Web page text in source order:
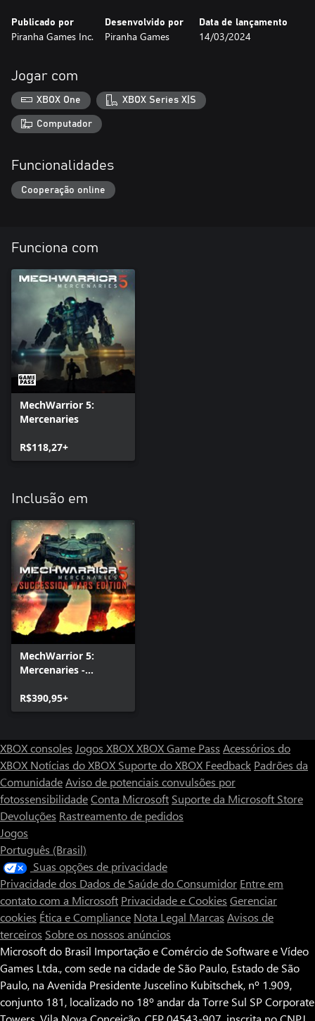
Publicado por
Piranha Games Inc.
Desenvolvido por
Piranha Games
Data de lançamento
14/03/2024
Jogar com
XBOX One XBOX Series X|S
Computador
Funcionalidades
Cooperação online
Funciona com
MechWarrior 5:
Mercenaries
R$118,27+
Inclusão em
MechWarrior 5:
Mercenaries -
Edition
R$390,95+
XBOX consoles Jogos XBOXXBOX Game Pass Acessórios do
XBOX Notícias do XBOX Suporte do XBOX Feedback Padrões da
ComunidadeAviso de potenciais convulsões por
fotossensibilidadeConta Microsoft Suporte da Microsoft Store
Devoluções Rastreamento de pedidos
Jogos
Português (Brasil)
Suas opções de privacidade
Privacidade dos Dados de Saúde do Consumidor Entre em
contato com a Microsoft Privacidade e Cookies Gerenciar
cookies Ética e Compliance Nota Legal Marcas Avisos de
terceiros Sobre os nossos anúncios
Microsoft do Brasil Importação e Comércio de Software e Vídeo
Games Ltda., com sede na cidade de São Paulo, Estado de São
Paulo, na Avenida Presidente Juscelino Kubitschek, nº 1.909,
conjunto 181, localizado no 18º andar da Torre Sul SP Corporate